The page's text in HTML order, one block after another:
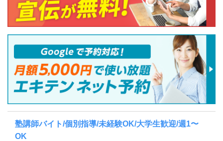
塾講師バイト/個別指導/未経験OK/大学生歓迎/週1〜
OK